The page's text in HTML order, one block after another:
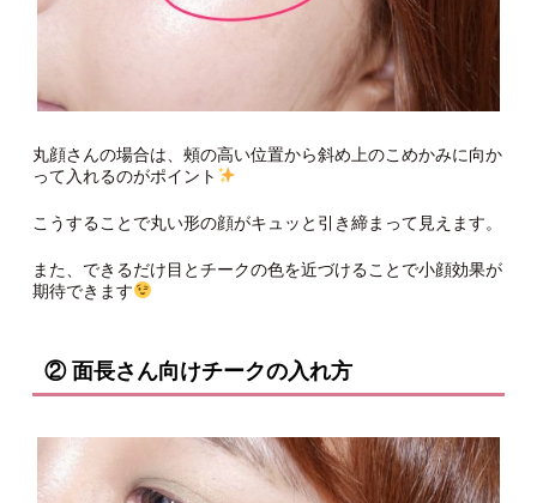
丸顔さんの場合は、頰の高い位置から斜め上のこめかみに向か
って入れるのがポイント
こうすることで丸い形の顔がキュッと引き締まって見えます。
また、できるだけ目とチークの色を近づけることで小顔効果が
期待できます
② 面長さん向けチークの入れ方